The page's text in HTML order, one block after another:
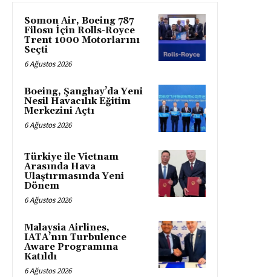
Somon Air, Boeing 787
Filosu İçin Rolls-Royce
Trent 1000 Motorlarını
Seçti
6 Ağustos 2026
Boeing, Şanghay’da Yeni
Nesil Havacılık Eğitim
Merkezini Açtı
6 Ağustos 2026
Türkiye ile Vietnam
Arasında Hava
Ulaştırmasında Yeni
Dönem
6 Ağustos 2026
Malaysia Airlines,
IATA’nın Turbulence
Aware Programına
Katıldı
6 Ağustos 2026